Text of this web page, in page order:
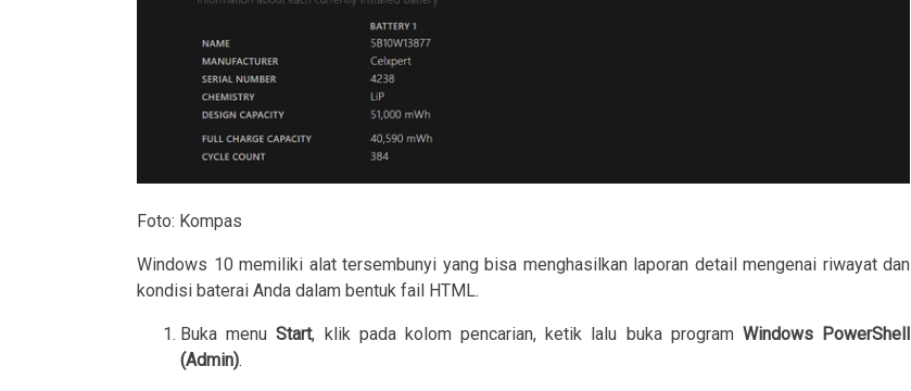
Foto: Kompas
Windows 10 memiliki alat tersembunyi yang bisa menghasilkan laporan detail mengenai riwayat dan
kondisi baterai Anda dalam bentuk fail HTML.
Buka menuStart, klik pada kolom pencarian, ketik lalu buka program Windows PowerShell
(Admin).